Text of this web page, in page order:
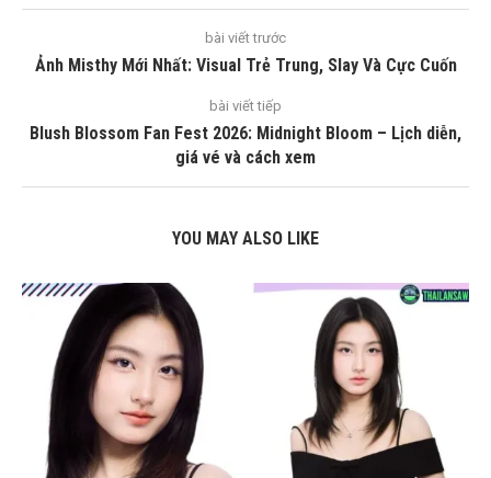
bài viết trước
Ảnh Misthy Mới Nhất: Visual Trẻ Trung, Slay Và Cực Cuốn
bài viết tiếp
Blush Blossom Fan Fest 2026: Midnight Bloom – Lịch diễn,
giá vé và cách xem
YOU MAY ALSO LIKE